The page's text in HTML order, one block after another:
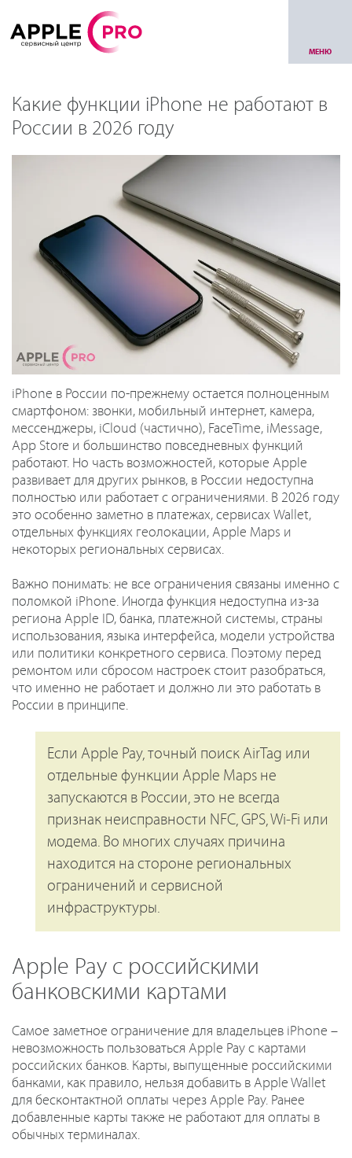
МЕНЮ
Какие функции iPhone не работают в
России в 2026 году
iPhone в России по-прежнему остается полноценным
смартфоном: звонки, мобильный интернет, камера,
мессенджеры, iCloud (частично), FaceTime, iMessage,
App Store и большинство повседневных функций
работают. Но часть возможностей, которые Apple
развивает для других рынков, в России недоступна
полностью или работает с ограничениями. В 2026 году
это особенно заметно в платежах, сервисах Wallet,
отдельных функциях геолокации, Apple Maps и
некоторых региональных сервисах.
Важно понимать: не все ограничения связаны именно с
поломкой iPhone. Иногда функция недоступна из-за
региона Apple ID, банка, платежной системы, страны
использования, языка интерфейса, модели устройства
или политики конкретного сервиса. Поэтому перед
ремонтом или сбросом настроек стоит разобраться,
что именно не работает и должно ли это работать в
России в принципе.
Если Apple Pay, точный поиск AirTag или
отдельные функции Apple Maps не
запускаются в России, это не всегда
признак неисправности NFC, GPS, Wi‑Fi или
модема. Во многих случаях причина
находится на стороне региональных
ограничений и сервисной
инфраструктуры.
Apple Pay с российскими
банковскими картами
Самое заметное ограничение для владельцев iPhone –
невозможность пользоваться Apple Pay с картами
российских банков. Карты, выпущенные российскими
банками, как правило, нельзя добавить в Apple Wallet
для бесконтактной оплаты через Apple Pay. Ранее
добавленные карты также не работают для оплаты в
обычных терминалах.